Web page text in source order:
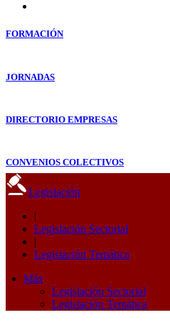
FORMACIÓN
JORNADAS
DIRECTORIO EMPRESAS
CONVENIOS COLECTIVOS
Legislación
|
Legislación Sectorial
|
Legislación Temática
Más
Legislación Sectorial
Legislación Temática